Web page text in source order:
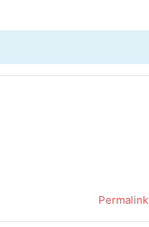
Permalink